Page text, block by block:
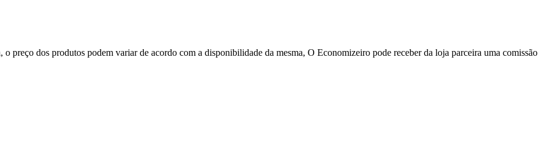
preço dos produtos podem variar de acordo com a disponibilidade da mesma, O Economizeiro pode receber da loja parceira uma comissão